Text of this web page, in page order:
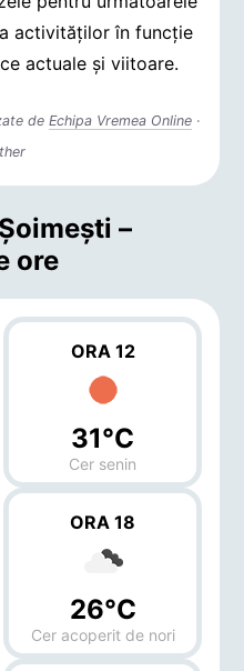
activităților în funcție
actuale și viitoare.
deEchipa Vremea Online ·
–
ore
ORA 12
31°C
Cer senin
ORA 18
26°C
Cer acoperit de nori